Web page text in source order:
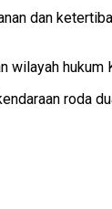
dan
hukum
roda